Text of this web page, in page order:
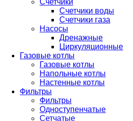
Счетчики
Счетчики воды
Счетчики газа
Насосы
Дренажные
Циркуляционные
Газовые котлы
Газовые котлы
Напольные котлы
Настенные котлы
Фильтры
Фильтры
Одноступенчатые
Сетчатые